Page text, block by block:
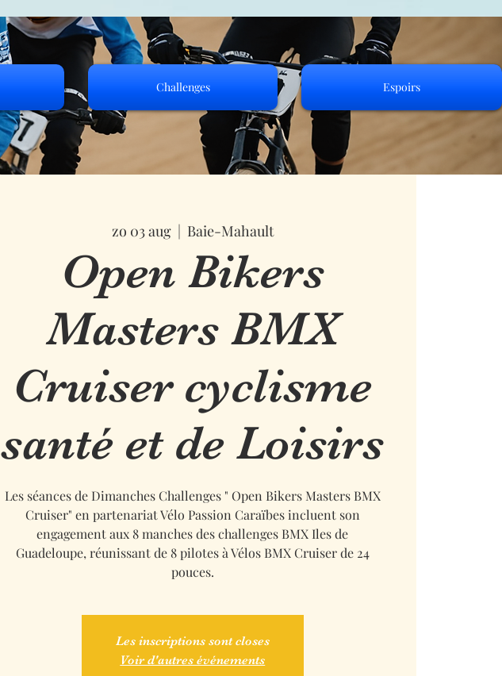
Challenges Espoirs
zo 03 aug
  |
Baie-Mahault
Open Bikers
Masters BMX
Cruiser cyclisme
santé et de Loisirs
Les séances de Dimanches Challenges " Open Bikers Masters BMX
Cruiser" en partenariat Vélo Passion Caraïbes incluent son
engagement aux 8 manches des challenges BMX Iles de
Guadeloupe, réunissant de 8 pilotes à Vélos BMX Cruiser de 24
pouces.
Les inscriptions sont closes
Voir d'autres événements